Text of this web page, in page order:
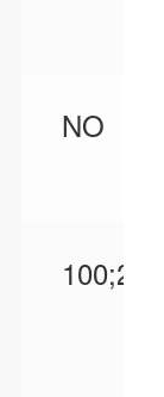
NO
100;240